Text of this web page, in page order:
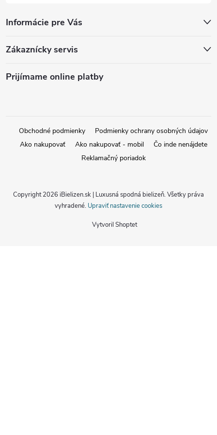
Informácie pre Vás
Zákaznícky servis
Prijímame online platby
Obchodné podmienky
Podmienky ochrany osobných údajov
Ako nakupovať
Ako nakupovať - mobil
Čo inde nenájdete
Reklamačný poriadok
Vytvoril Shoptet
Copyright 2026 iBielizen.sk | Luxusná spodná bielizeň. Všetky práva
vyhradené. Upraviť nastavenie cookies